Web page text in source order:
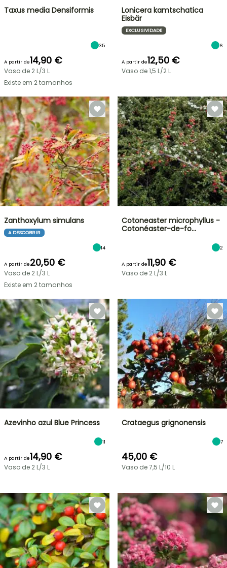
Taxus media Densiformis
35
A partir de14,90 €
Vaso de 2 L/3 L
Existe em 2 tamanhos
Lonicera kamtschatica
Eisbär
EXCLUSIVIDADE
6
A partir de12,50 €
Vaso de 1,5 L/2 L
Zanthoxylum simulans
A DESCOBRIR
14
A partir de20,50 €
Vaso de 2 L/3 L
Existe em 2 tamanhos
Cotoneaster microphyllus -
Cotonéaster-de-fo…
2
A partir de11,90 €
Vaso de 2 L/3 L
Azevinho azul Blue Princess
11
A partir de14,90 €
Vaso de 2 L/3 L
Crataegus grignonensis
7
45,00 €
Vaso de 7,5 L/10 L